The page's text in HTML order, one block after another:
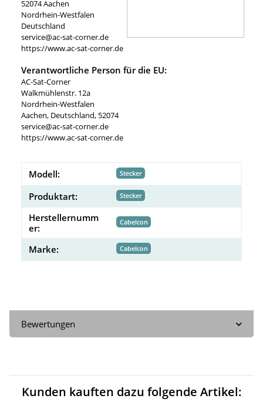
52074 Aachen
Nordrhein-Westfalen
Deutschland
service@ac-sat-corner.de
https://www.ac-sat-corner.de
Verantwortliche Person für die EU:
AC-Sat-Corner
Walkmühlenstr. 12a
Nordrhein-Westfalen
Aachen, Deutschland, 52074
service@ac-sat-corner.de
https://www.ac-sat-corner.de
Modell: Stecker
Produktart: Stecker
Herstellernumm
er:
Cabelcon
Marke: Cabelcon
Bewertungen
Kunden kauften dazu folgende Artikel: